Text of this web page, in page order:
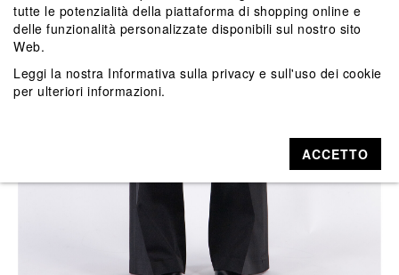
tutte le potenzialità della piattaforma di shopping online e
delle funzionalità personalizzate disponibili sul nostro sito
Web.
Leggi la nostra Informativa sulla privacy e sull'uso dei cookie
per ulteriori informazioni.
ACCETTO